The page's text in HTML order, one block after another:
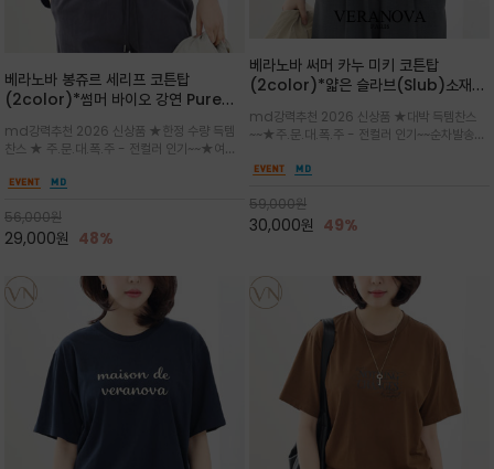
베라노바 봉쥬르 세리프 코튼탑
(2color)*썸머 바이오 강연 Pure
성적인 프랑스어 수식어를 조합
md강력추천 2026 신상품 ★한정 수량 득템
찬스 ★ 주.문.대.폭.주 - 전컬러 인기~~★여름
여유로운 감성/피부에 닿는 순간 기분 좋은 청량
56,000원
29,000원 48%
베라노바 써머 카누 미키 코튼탑
(2color)*얇은 슬라브(Slub)소재
하며, 몸에 잘 달라붙지 않아 쾌적
md강력추천 2026 신상품 ★대박 득템찬스
~~★주.문.대.폭.주 - 전컬러 인기~~순차발송중
드롭숄더 핏과 부드러운 라운드넥이 편안하며, 앞
다.
59,000원
30,000원 49%